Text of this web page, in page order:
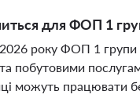
для ФОП 1
року ФОП 1 групи
побутовими
можуть працювати